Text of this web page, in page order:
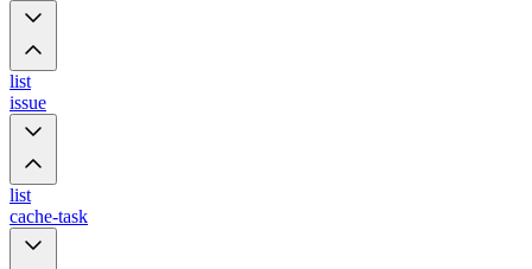
list
issue
list
cache-task